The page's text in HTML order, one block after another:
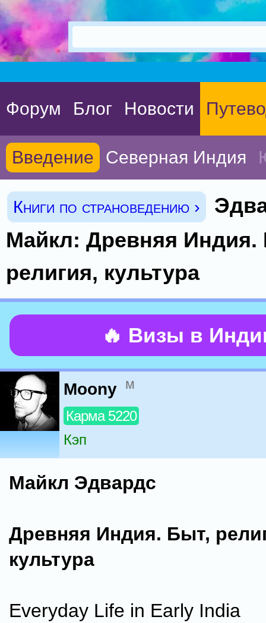
Форум Блог Новости
Введение Северная Индия
Книги по страноведению ›
Майкл: Древняя Индия.
религия, культура
🔥 Визы в
Moony м
Карма 5220
Кэп
Майкл Эдвардс
Древняя Индия. Быт,
культура
Everyday Life in Early India